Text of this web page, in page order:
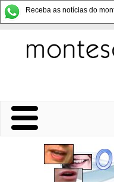
Receba as notícias do